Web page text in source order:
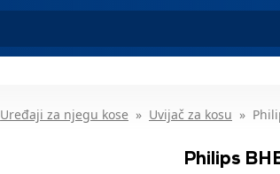
Uređaji za njegu kose Uvijač za kosu
Philips